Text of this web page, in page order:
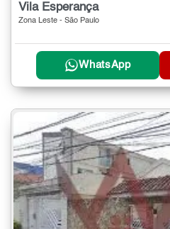
Vila Esperança
Zona Leste - São Paulo
WhatsApp